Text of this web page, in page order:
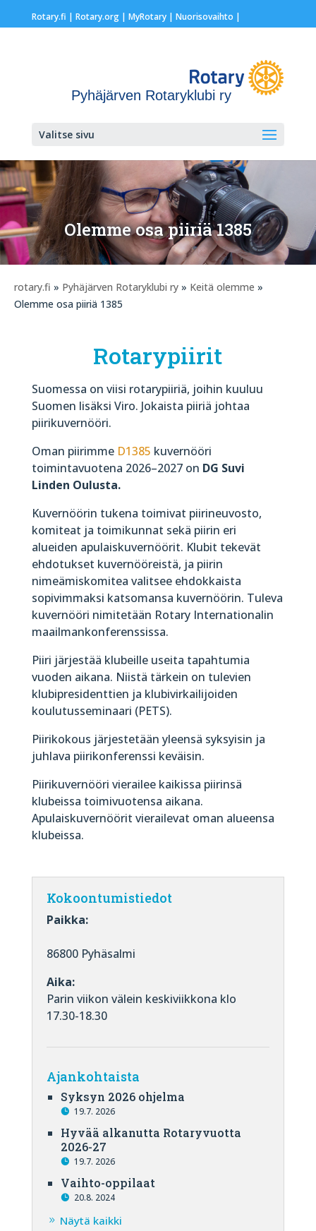
Rotary.fi | Rotary.org| MyRotary | Nuorisovaihto |
Pyhäjärven Rotaryklubi ry
Valitse sivu
Olemme osa piiriä 1385
rotary.fi » Pyhäjärven Rotaryklubi ry » Keitä olemme »
Olemme osa piiriä 1385
Rotarypiirit
Suomessa on viisi rotarypiiriä, joihin kuuluu
Suomen lisäksi Viro. Jokaista piiriä johtaa
piirikuvernööri.
Oman piirimme D1385 kuvernööri
toimintavuotena 2026–2027 on DG Suvi
Linden Oulusta.
Kuvernöörin tukena toimivat piirineuvosto,
komiteat ja toimikunnat sekä piirin eri
alueiden apulaiskuvernöörit. Klubit tekevät
ehdotukset kuvernööreistä, ja piirin
nimeämiskomitea valitsee ehdokkaista
sopivimmaksi katsomansa kuvernöörin. Tuleva
kuvernööri nimitetään Rotary Internationalin
maailmankonferenssissa.
Piiri järjestää klubeille useita tapahtumia
vuoden aikana. Niistä tärkein on tulevien
klubipresidenttien ja klubivirkailijoiden
koulutusseminaari (PETS).
Piirikokous järjestetään yleensä syksyisin ja
juhlava piirikonferenssi keväisin.
Piirikuvernööri vierailee kaikissa piirinsä
klubeissa toimivuotensa aikana.
Apulaiskuvernöörit vierailevat oman alueensa
klubeissa.
Kokoontumistiedot
Paikka:
86800 Pyhäsalmi
Aika:
Parin viikon välein keskiviikkona klo
17.30-18.30
Ajankohtaista
Syksyn 2026 ohjelma
19.7. 2026
Hyvää alkanutta Rotaryvuotta
2026-27
19.7. 2026
Vaihto-oppilaat
20.8. 2024
Näytä kaikki